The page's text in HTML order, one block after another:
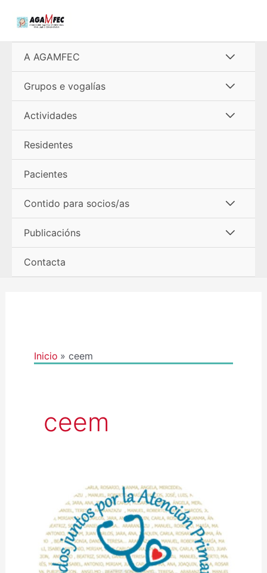
A AGAMFEC
menú
Grupos e vogalías
menú
Actividades
Residentes
Pacientes
Contido para socios/as
menú
Publicacións
Contacta
Inicio ceem
ceem
JORNADA
DEL
DIA
DE
LA
ATENCION